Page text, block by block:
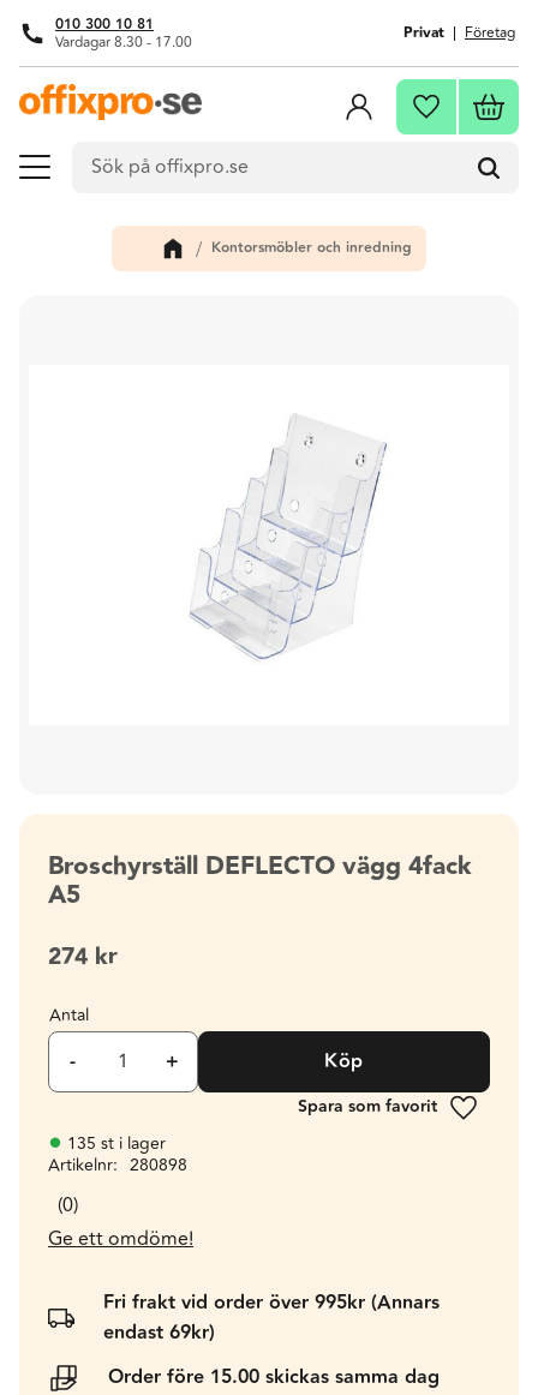
Meny
010 300 10 81
Vardagar 8.30 - 17.00 Privat Företag
Favoriter
Kontorsmöbler och inredning
Broschyrställ DEFLECTO vägg 4fack
A5
274 kr
Antal
+
- Köp
Lägg till
135 st i lager
Artikelnr
280898
0
Ge ett omdöme!
Fri frakt vid order över 995kr (Annars
endast 69kr)
Order före 15.00 skickas samma dag